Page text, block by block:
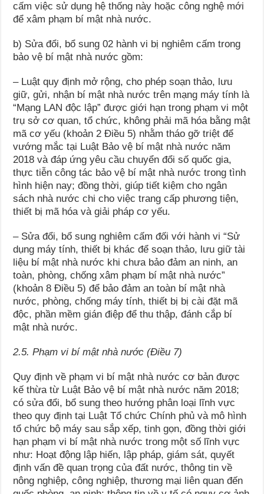
cấm việc sử dụng hệ thống này hoặc công nghệ mới
để xâm phạm bí mật nhà nước.
b) Sửa đổi, bổ sung 02 hành vi bị nghiêm cấm trong
bảo vệ bí mật nhà nước gồm:
– Luật quy định mở rộng, cho phép soạn thảo, lưu
giữ, gửi, nhận bí mật nhà nước trên mạng máy tính là
“Mạng LAN độc lập” được giới hạn trong phạm vi một
trụ sở cơ quan, tổ chức, không phải mã hóa bằng mật
mã cơ yếu (khoản 2 Điều 5) nhằm tháo gỡ triệt để
vướng mắc tại Luật Bảo vệ bí mật nhà nước năm
2018 và đáp ứng yêu cầu chuyển đổi số quốc gia,
thực tiễn công tác bảo vệ bí mật nhà nước trong tình
hình hiện nay; đồng thời, giúp tiết kiệm cho ngân
sách nhà nước chi cho việc trang cấp phương tiện,
thiết bị mã hóa và giải pháp cơ yếu.
– Sửa đổi, bổ sung nghiêm cấm đối với hành vi “Sử
dụng máy tính, thiết bị khác để soạn thảo, lưu giữ tài
liệu bí mật nhà nước khi chưa bảo đảm an ninh, an
toàn, phòng, chống xâm phạm bí mật nhà nước”
(khoản 8 Điều 5) để bảo đảm an toàn bí mật nhà
nước, phòng, chống máy tính, thiết bị bị cài đặt mã
độc, phần mềm gián điệp để thu thập, đánh cắp bí
mật nhà nước.
2.5. Phạm vi bí mật nhà nước (Điều 7)
Quy định về phạm vi bí mật nhà nước cơ bản được
kế thừa từ Luật Bảo vệ bí mật nhà nước năm 2018;
có sửa đổi, bổ sung theo hướng phân loại lĩnh vực
theo quy định tại Luật Tổ chức Chính phủ và mô hình
tổ chức bộ máy sau sắp xếp, tinh gọn, đồng thời giới
hạn phạm vi bí mật nhà nước trong một số lĩnh vực
như: Hoạt động lập hiến, lập pháp, giám sát, quyết
định vấn đề quan trọng của đất nước, thông tin về
nông nghiệp, công nghiệp, thương mại liên quan đến